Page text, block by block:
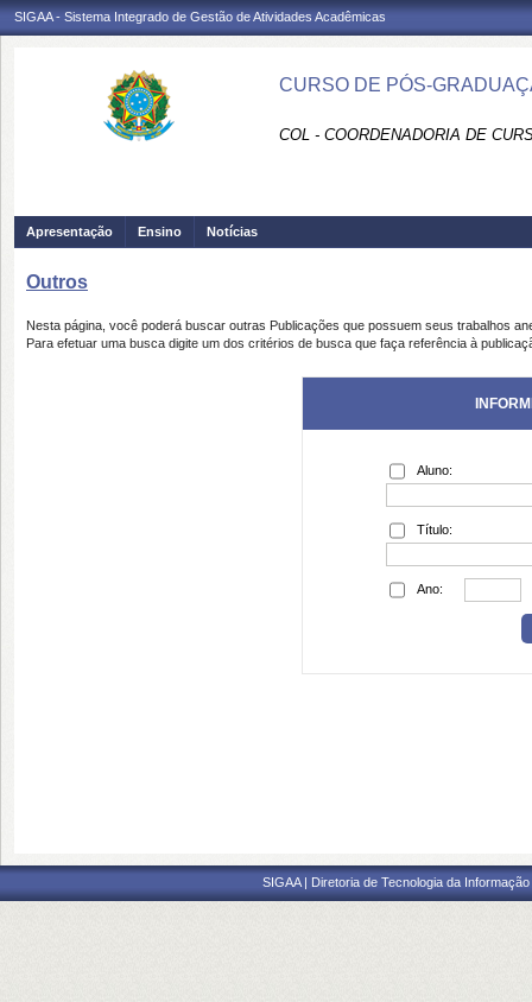
SIGAA - Sistema Integrado de Gestão de Atividades Acadêmicas
CURSO DE PÓS-
COL - COORDENADORIA DE
Apresentação Ensino Notícias
Outros
Nesta página, você poderá buscar outras Publicações que possuem seus trabalhos
Para efetuar uma busca digite um dos critérios de busca que faça referência à
Aluno:
Título:
Ano:
SIGAA | Diretoria de Tecnologia da